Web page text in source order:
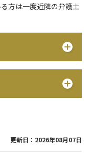
方は一度近隣の弁護士
更新日：2026年08月07日